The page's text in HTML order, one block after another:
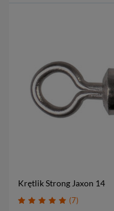
Krętlik Strong Jaxon 14
7